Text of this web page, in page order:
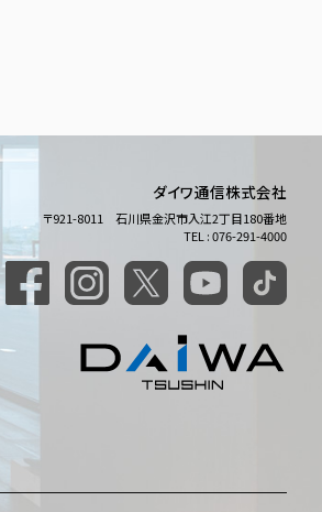
ダイワ通信株式会社
〒921-8011 石川県金沢市入江2丁目180番地
TEL : 076-291-4000